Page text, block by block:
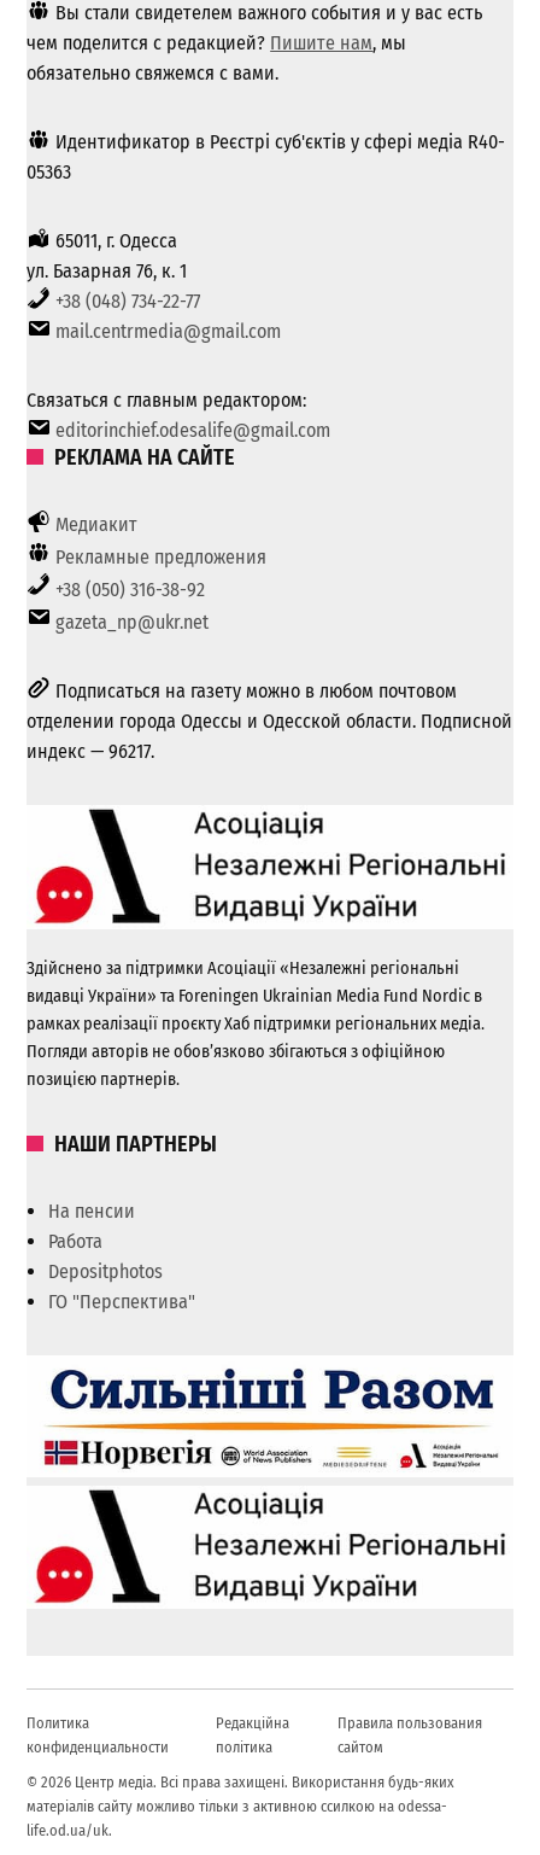
Вы стали свидетелем важного события и у вас есть
чем поделится с редакцией? Пишите нам, мы
обязательно свяжемся с вами.
Идентификатор в Реєстрі суб'єктів у сфері медіа R40-
05363
65011, г. Одесса
ул. Базарная 76, к. 1
+38 (048) 734-22-77
mail.centrmedia@gmail.com
Связаться с главным редактором:
editorinchief.odesalife@gmail.com
РЕКЛАМА НА САЙТЕ
Медиакит
Рекламные предложения
+38 (050) 316-38-92
gazeta_np@ukr.net
Подписаться на газету можно в любом почтовом
отделении города Одессы и Одесской области. Подписной
индекс — 96217.
Здійснено за підтримки Асоціації «Незалежні регіональні
видавці України» та Foreningen Ukrainian Media Fund Nordic в
рамках реалізації проєкту Хаб підтримки регіональних медіа.
Погляди авторів не обов’язково збігаються з офіційною
позицією партнерів.
НАШИ ПАРТНЕРЫ
На пенсии
Работа
Depositphotos
ГО "Перспектива"
Политика
конфиденциальности
Редакційна
політика
Правила пользования
сайтом
© 2026 Центр медіа. Всі права захищені. Використання будь-яких
матеріалів сайту можливо тільки з активною ссилкою на odessa-
life.od.ua/uk.